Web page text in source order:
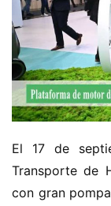
El 17 de
Transporte de
con gran